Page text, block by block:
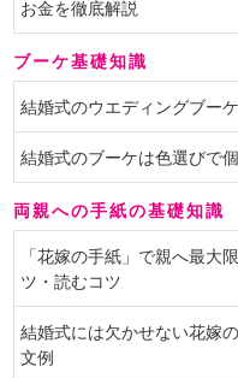
お金を徹底解説
ブーケ基礎知識
結婚式のウエディングブー
結婚式のブーケは色選びで
両親への手紙の基礎知識
「花嫁の手紙」で親へ最大
ツ・読むコツ
結婚式には欠かせない花嫁
文例